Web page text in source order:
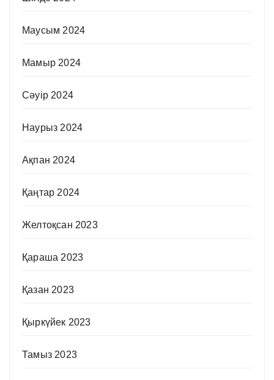
Маусым 2024
Мамыр 2024
Сәуір 2024
Наурыз 2024
Ақпан 2024
Қаңтар 2024
Желтоқсан 2023
Қараша 2023
Қазан 2023
Қыркүйек 2023
Тамыз 2023